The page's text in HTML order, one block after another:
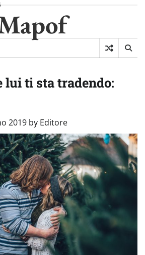
lui ti sta tradendo:
2019 by Editore